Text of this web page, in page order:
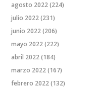
agosto 2022(224)
julio 2022(231)
junio 2022(206)
mayo 2022(222)
abril 2022(184)
marzo 2022(167)
febrero 2022(132)